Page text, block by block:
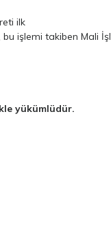
ilk
işlemi takiben Mali
yükümlüdür.